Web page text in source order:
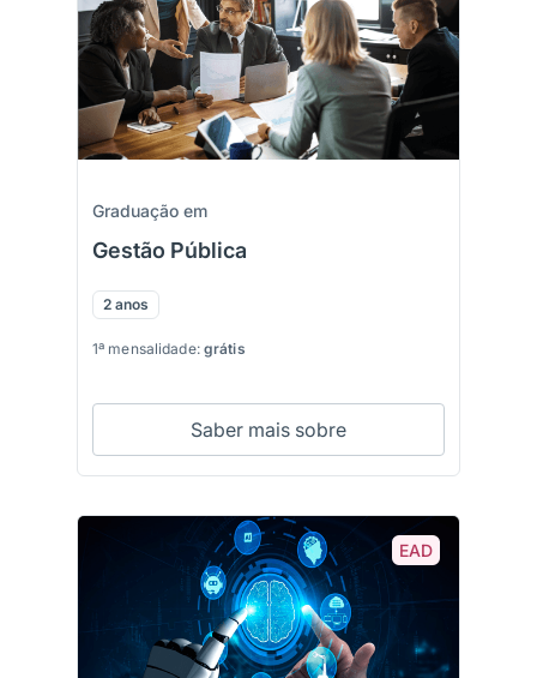
Graduação em
Gestão Pública
2 anos
1ª mensalidade: grátis
Saber mais sobre
EAD